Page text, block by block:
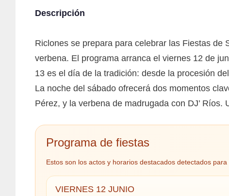
Descripción
Riclones se prepara para celebrar las Fiestas de
verbena. El programa arranca el viernes 12 de
13 es el día de la tradición: desde la procesión
La noche del sábado ofrecerá dos momentos
Pérez, y la verbena de madrugada con DJ’
Programa de fiestas
Estos son los actos y horarios destacados detectados para
VIERNES 12 JUNIO